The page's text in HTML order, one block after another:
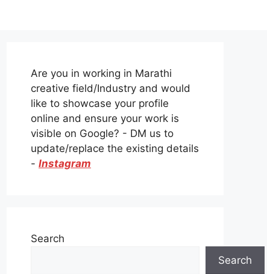
Are you in working in Marathi
creative field/Industry and would
like to showcase your profile
online and ensure your work is
visible on Google? - DM us to
update/replace the existing details
- Instagram
Search
Search